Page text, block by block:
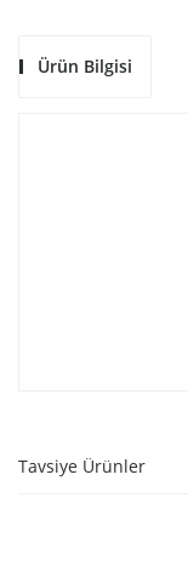
Ürün Bilgisi
Tavsiye Ürünler